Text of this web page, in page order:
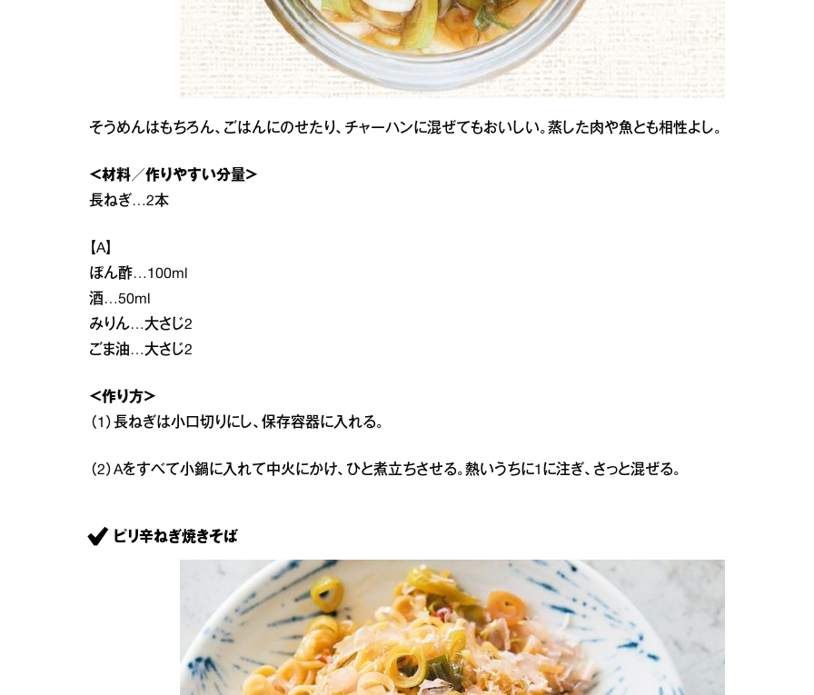
そうめんはもちろん、ごはんにのせたり、チャーハンに混ぜてもおいしい。蒸した肉や魚とも相性よし。
＜材料／作りやすい分量＞
長ねぎ…2本
【A】
ぽん酢…100ml
酒…50ml
みりん…大さじ2
ごま油…大さじ2
＜作り方＞
（1）長ねぎは小口切りにし、保存容器に入れる。
（2）Aをすべて小鍋に入れて中火にかけ、ひと煮立ちさせる。熱いうちに1に注ぎ、さっと混ぜる。
ピリ辛ねぎ焼きそば